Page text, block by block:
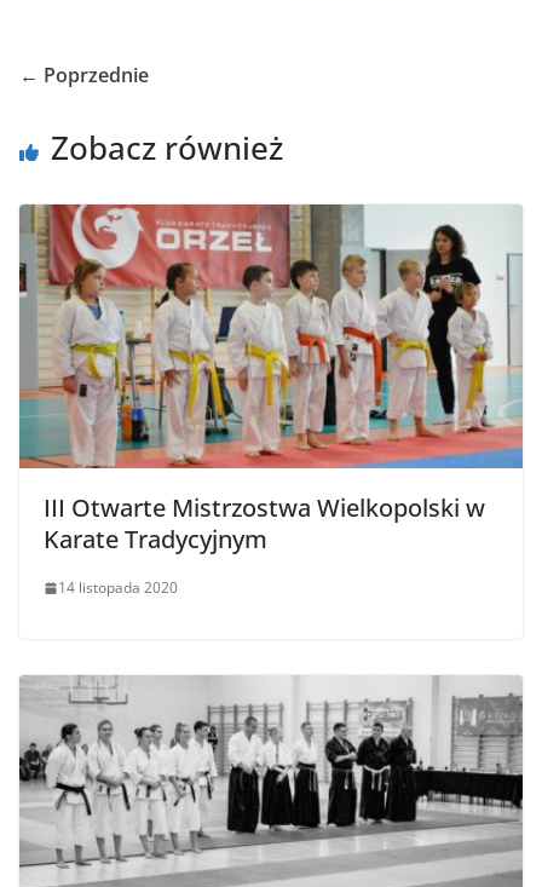
← Poprzednie
Zobacz również
III Otwarte Mistrzostwa Wielkopolski w
Karate Tradycyjnym
14 listopada 2020